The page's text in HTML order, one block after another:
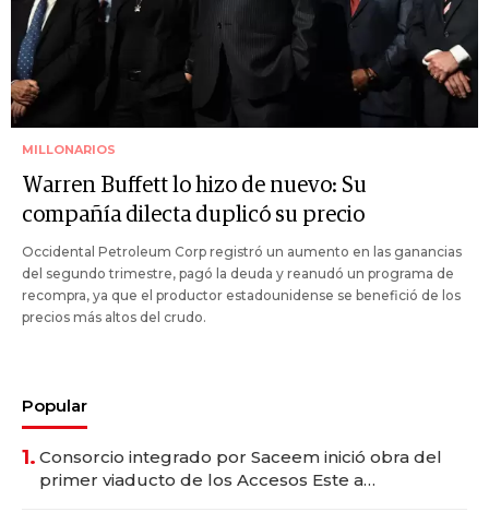
MILLONARIOS
Warren Buffett lo hizo de nuevo: Su
compañía dilecta duplicó su precio
Occidental Petroleum Corp registró un aumento en las ganancias
del segundo trimestre, pagó la deuda y reanudó un programa de
recompra, ya que el productor estadounidense se benefició de los
precios más altos del crudo.
Popular
1. Consorcio integrado por Saceem inició obra del
primer viaducto de los Accesos Este a